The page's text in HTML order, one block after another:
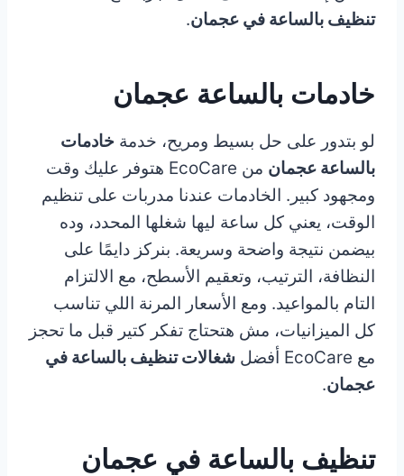
تنظيف بالساعة في عجمان.
خادمات بالساعة عجمان
لو بتدور على حل بسيط ومريح، خدمة خادمات
بالساعة عجمان
من EcoCare هتوفر عليك وقت
ومجهود كبير. الخادمات عندنا مدربات على تنظيم
الوقت، يعني كل ساعة ليها شغلها المحدد، وده
بيضمن نتيجة واضحة وسريعة. بنركز دايمًا على
النظافة، الترتيب، وتعقيم الأسطح، مع الالتزام
التام بالمواعيد. ومع الأسعار المرنة اللي تناسب
كل الميزانيات، مش هتحتاج تفكر كتير قبل ما تحجز
مع EcoCare أفضل
شغالات تنظيف بالساعة في
عجمان.
تنظيف بالساعة في عجمان